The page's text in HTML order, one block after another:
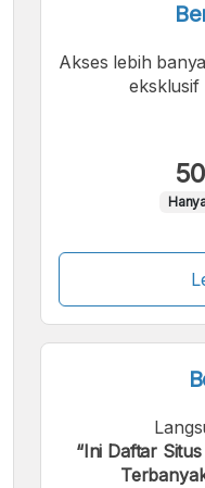
Akses lebih
eksklusif
“Ini Daftar